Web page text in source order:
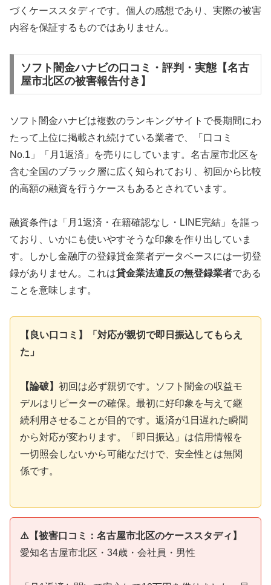
づくケーススタディです。個人の感想であり、実際の被害
内容を保証するものではありません。
ソフト闇金ハナビの口コミ・評判・実態【名古
屋市北区の被害報告付き】
ソフト闇金ハナビは複数のランキングサイトで長期間にわ
たって上位に掲載され続けている業者で、「口コミ
No.1」「月1返済」を売りにしています。名古屋市北区を
含む全国のブラック層に広く知られており、初回から比較
的高額の融資を行うケースもあるとされています。
融資条件は「月1返済・在籍確認なし・LINE完結」を謳っ
ており、いかにも使いやすそうな印象を作り出していま
す。しかし金融庁の登録貸金業者データベースには一切登
録がありません。これは貸金業法違反の無登録業者である
ことを意味します。
【良い口コミ】「対応が親切で即日振込してもらえ
た」
【論破】 初回は必ず親切です。ソフト闇金の収益モ
デルはリピーターの確保。最初に好印象を与えて継
続利用させることが目的です。返済が1日遅れた瞬間
から対応が変わります。「即日振込」は信用情報を
一切照会しないから可能なだけで、安全性とは無関
係です。
⚠️【被害口コミ：名古屋市北区のケーススタディ】
愛知名古屋市北区・34歳・会社員・男性